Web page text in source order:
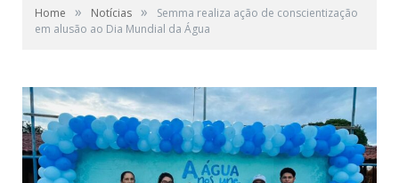
Home » Notícias »
Semma realiza ação de conscientização
em alusão ao Dia Mundial da Água